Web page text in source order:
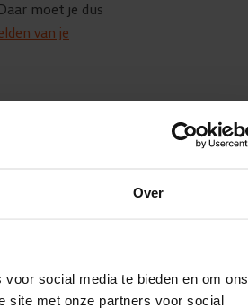
Over
social media te bieden en om ons
site met onze partners voor social
moet je dus
van je
je je huidige
welke
het aanbod